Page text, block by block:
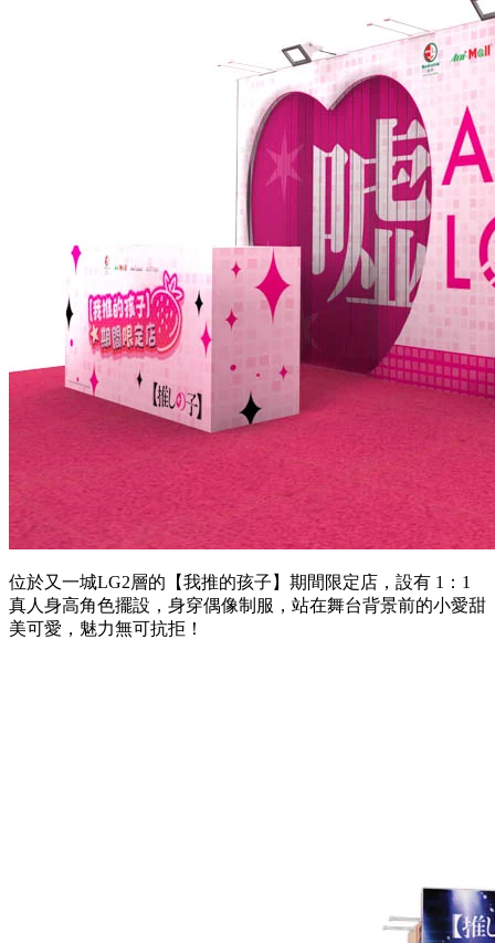
位於又一城LG2層的【我推的孩子】期間限定店，設有 1：1
真人身高角色擺設，身穿偶像制服，站在舞台背景前的小愛甜
美可愛，魅力無可抗拒！